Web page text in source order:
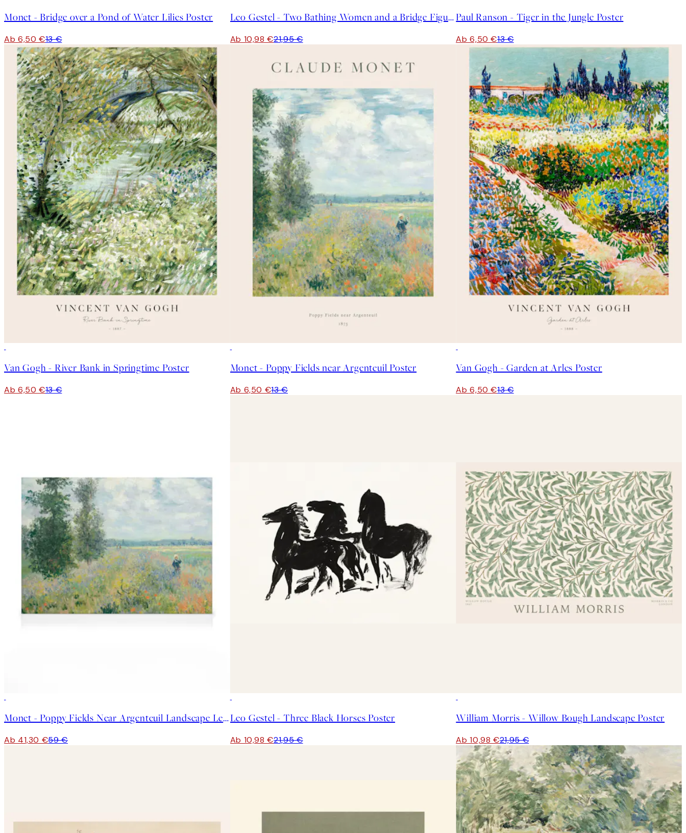
Monet - Bridge over a Pond of Water Lilies Poster
Ab 6,50 €13 €
Leo Gestel - Two Bathing Women and a Bridge Figure Poster
Ab 10,98 €21,95 €
Paul Ranson - Tiger in the Jungle Poster
Ab 6,50 €13 €
Van Gogh - River Bank in Springtime Poster
Ab 6,50 €13 €
Monet - Poppy Fields near Argenteuil Poster
Ab 6,50 €13 €
Van Gogh - Garden at Arles Poster
Ab 6,50 €13 €
Monet - Poppy Fields Near Argenteuil Landscape Leinwandbild
Ab 41,30 €59 €
Leo Gestel - Three Black Horses Poster
Ab 10,98 €21,95 €
William Morris - Willow Bough Landscape Poster
Ab 10,98 €21,95 €